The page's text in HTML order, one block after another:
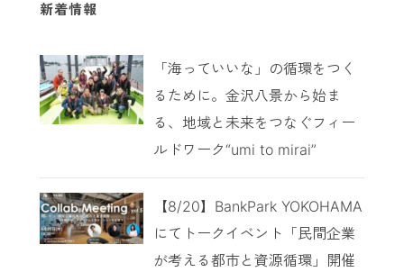
新着情報
「海っていいな」の循環をつく
るために。金沢八景から始ま
る、地域と未来をつなぐフィー
ルドワーク“umi to mirai”
【8/20】BankPark YOKOHAMA
にてトークイベント「民間企業
が考える都市と資源循環」開催